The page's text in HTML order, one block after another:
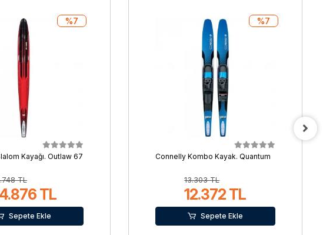
Kayağı. Outlaw 67
TL
TL
%7
Sepete Ekle
Connelly Kombo Kayak. Quantum
13.303 TL
12.372 TL
%7
Sepete Ekle